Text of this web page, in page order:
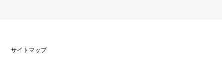
サイトマップ